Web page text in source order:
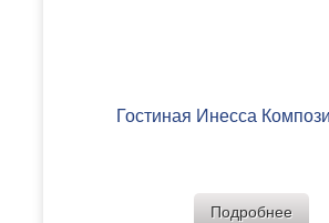
Гостиная Инесса
Подробнее